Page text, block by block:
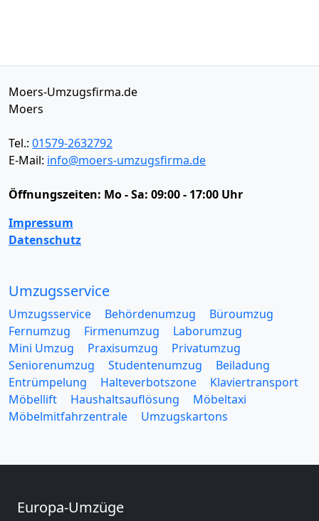
Moers-Umzugsfirma.de
Moers
Tel.: 01579-2632792
E-Mail: info@moers-umzugsfirma.de
Öffnungszeiten: Mo - Sa: 09:00 - 17:00 Uhr
Impressum
Datenschutz
Umzugsservice
Umzugsservice Behördenumzug
Büroumzug
Fernumzug
Firmenumzug
Laborumzug
Mini Umzug
Praxisumzug
Privatumzug
Seniorenumzug
Studentenumzug
Beiladung
Entrümpelung
Halteverbotszone
Klaviertransport
Möbellift
Haushaltsauflösung
Möbeltaxi
Möbelmitfahrzentrale
Umzugskartons
Europa-Umzüge